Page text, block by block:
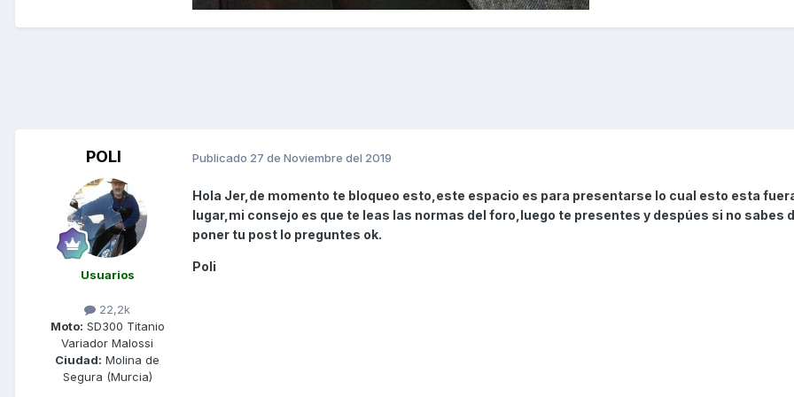
POLI
Usuarios
22,2k
Moto: SD300 Titanio
Variador Malossi
Ciudad: Molina de
Segura (Murcia)
Publicado 27 de Noviembre del 2019
Hola Jer,de momento te bloqueo esto,este espacio es para presentarse lo cual esto esta
lugar,mi consejo es que te leas las normas del foro,luego te presentes y despúes si no sabes
poner tu post lo preguntes ok.
Poli